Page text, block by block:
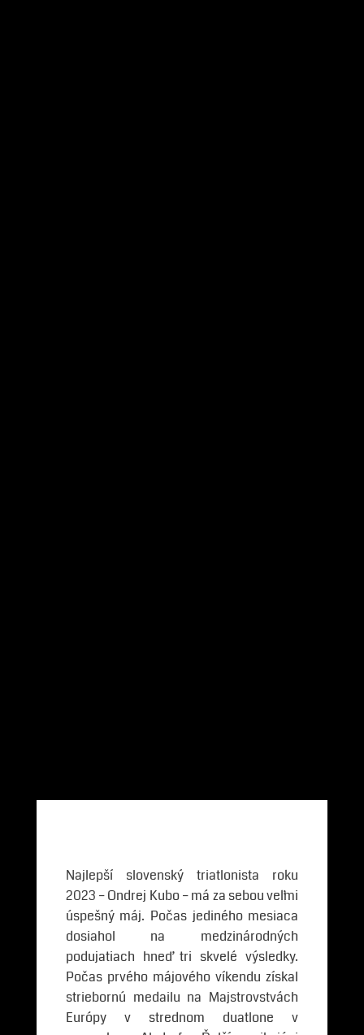
Najlepší slovenský triatlonista roku
2023 – Ondrej Kubo – má za sebou veľmi
úspešný máj. Počas jediného mesiaca
dosiahol na medzinárodných
podujatiach hneď tri skvelé výsledky.
Počas prvého májového víkendu získal
striebornú medailu na Majstrovstvách
Európy v strednom duatlone v